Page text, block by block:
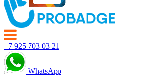
+7 925 703 03 21
WhatsApp